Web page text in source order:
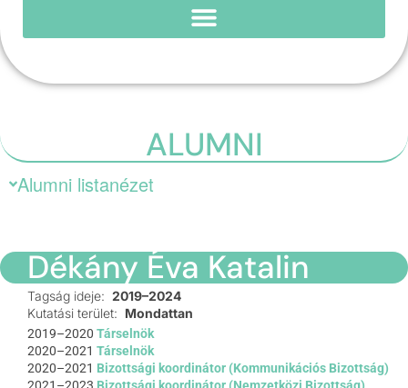
ALUMNI
Alumni listanézet
Dékány Éva Katalin
Tagság ideje: 2019–2024
Kutatási terület: Mondattan
2019–2020 Társelnök
2020–2021 Társelnök
2020–2021 Bizottsági koordinátor (Kommunikációs Bizottság)
2021–2023 Bizottsági koordinátor (Nemzetközi Bizottság)